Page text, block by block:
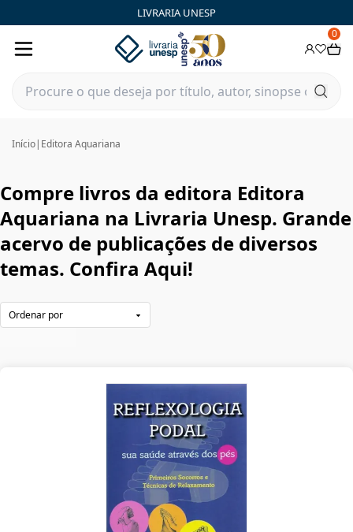
LIVRARIA UNESP
0
Início| Editora Aquariana
Compre livros da editora Editora
Aquariana na Livraria Unesp. Grande
acervo de publicações de diversos
temas. Confira Aqui!
Editora Aquariana|Livraria Unesp | FastStore PLP